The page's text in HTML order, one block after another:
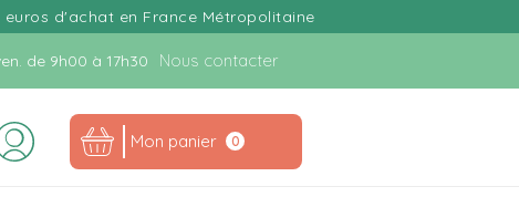
d'achat en France Métropolitaine
de 9h00 à 17h30 Nous contacter
Mon panier 0